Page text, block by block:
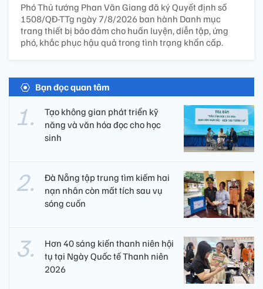
Phó Thủ tướng Phan Văn Giang đã ký Quyết định số
1508/QĐ-TTg ngày 7/8/2026 ban hành Danh mục
trang thiết bị bảo đảm cho huấn luyện, diễn tập, ứng
phó, khắc phục hậu quả trong tình trạng khẩn cấp.
Bạn đọc quan tâm
Tạo không gian phát triển kỹ
năng và văn hóa đọc cho học
sinh
Đà Nẵng tập trung tìm kiếm hai
nạn nhân còn mất tích sau vụ
sóng cuốn
Hơn 40 sáng kiến thanh niên hội
tụ tại Ngày Quốc tế Thanh niên
2026